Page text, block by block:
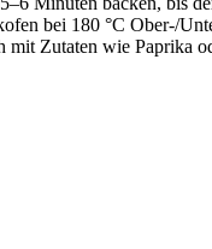
bei 180 °C Ober-/
mit Zutaten wie Paprika